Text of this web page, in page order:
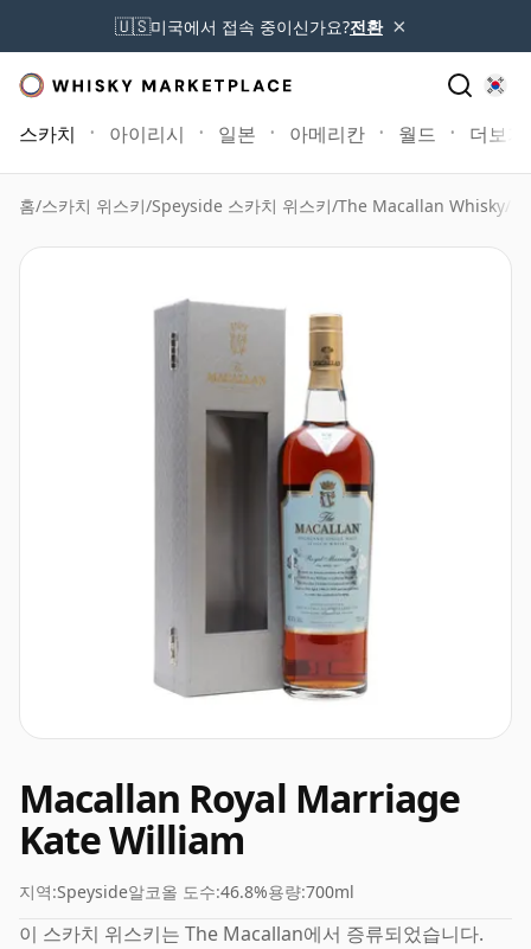
🇺🇸미국에서 접속 중이신가요?전환 ×
스카치 아이리시 일본 아메리칸 월드 더보기
홈/스카치 위스키/Speyside 스카치 위스키/The Macallan Whisky/
Macallan Royal Marriage
Kate William
지역:Speyside알코올 도수:46.8%용량:700ml
이 스카치 위스키는 The Macallan에서 증류되었습니다.